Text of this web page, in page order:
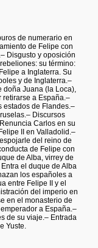
de numerario en
de Felipe con
Disgusto y oposición
su término:
a Inglaterra. Su
y de Inglaterra.–
doña Juana (la Loca),
retirarse a España.–
estados de Flandes.–
Discursos
Carlos en su
II en Valladolid.–
del reino de
de Felipe con
de Alba, virrey de
el duque de Alba
los españoles a
entre Felipe II y el
del imperio en
en el monasterio de
a España.–
de su viaje.– Entrada
Yuste.